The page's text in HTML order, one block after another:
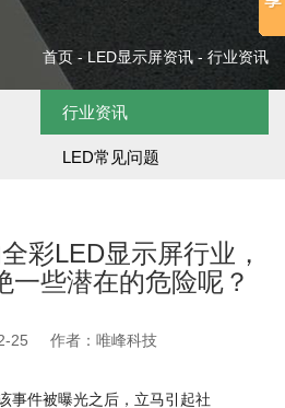
首页 - LED显示屏资讯 - 行业资讯
行业资讯
LED常见问题
彩LED显示屏行业，
一些潜在的危险呢？
25 作者：唯峰科技
事件被曝光之后，立马引起社